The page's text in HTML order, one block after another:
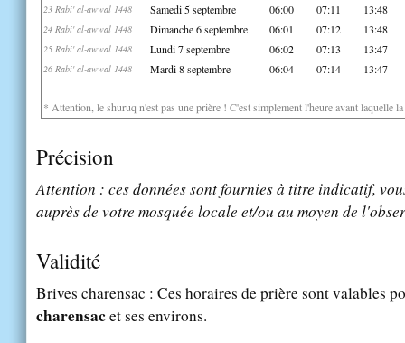
23 Rabi' al-awwal 1448 Samedi 5 septembre 06:00 07:11 13:48
24 Rabi' al-awwal 1448 Dimanche 6 septembre 06:01 07:12 13:48
25 Rabi' al-awwal 1448 Lundi 7 septembre 06:02 07:13 13:47
26 Rabi' al-awwal 1448 Mardi 8 septembre 06:04 07:14 13:47
* Attention, le shuruq n'est pas une prière ! C'est simplement l'heure avant laquelle
Précision
Attention : ces données sont fournies à titre indicatif,
auprès de votre mosquée locale et/ou au moyen de
Validité
Brives charensac : Ces horaires de prière sont valables
charensacet ses environs.